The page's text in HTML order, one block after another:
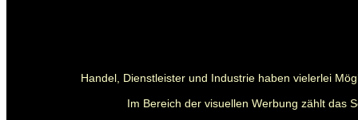
Handel, Dienstleister und Industrie haben vielerlei
Im Bereich der visuellen Werbung zählt das